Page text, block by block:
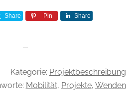
Share Pin Share
Kategorie: Projektbeschreibung
Mobilität, Projekte, Wenden